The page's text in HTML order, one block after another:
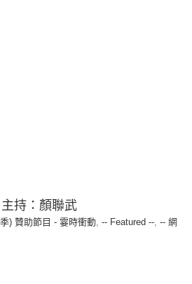
持：顏聯武
) 贊助節目 - 霎時衝動, -- Featured --, -- 網